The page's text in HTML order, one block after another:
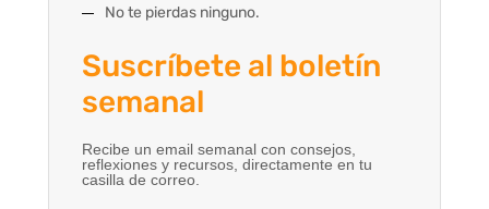
No te pierdas ninguno.
Suscríbete al boletín
semanal
Recibe un email semanal con consejos,
reflexiones y recursos, directamente en tu
casilla de correo.